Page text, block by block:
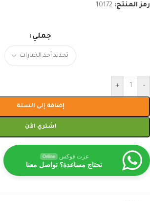
رمز المنتج: 10172
جملي
-
+
إضافة إلى السلة
اشتري الآن
عزت فوكس Online
تحتاج مساعدة؟ تواصل معنا